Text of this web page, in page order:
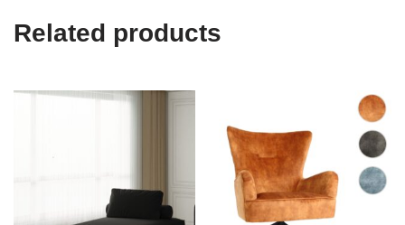
Related products